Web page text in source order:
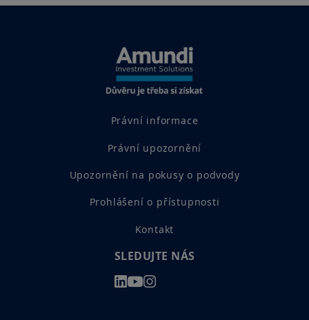
Právní informace
Právní upozornění
Upozornění na pokusy o podvody
Prohlášení o přístupnosti
Kontakt
SLEDUJTE NÁS